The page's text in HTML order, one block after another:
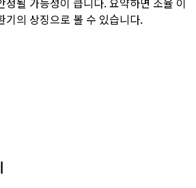
기의 상징으로 볼 수 있습니다.